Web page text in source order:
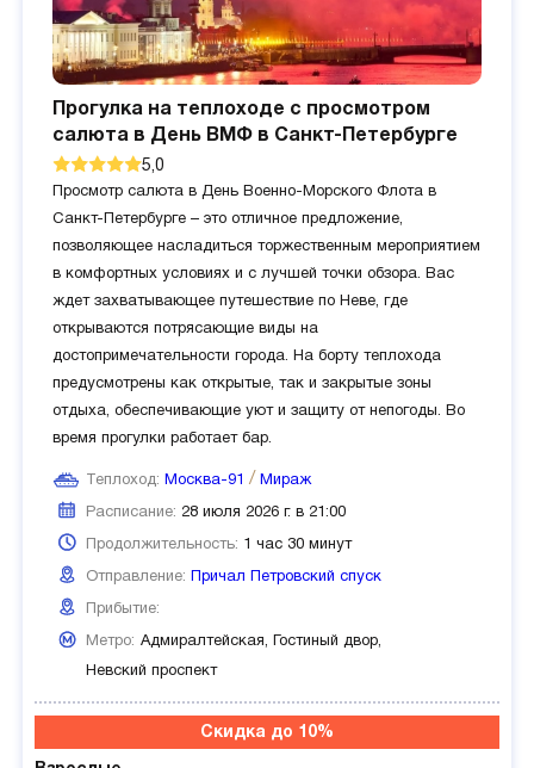
Прогулка на теплоходе с просмотром
салюта в День ВМФ в Санкт-Петербурге
5,0
Просмотр салюта в День Военно-Морского Флота в
Санкт-Петербурге – это отличное предложение,
позволяющее насладиться торжественным мероприятием
в комфортных условиях и с лучшей точки обзора. Вас
ждет захватывающее путешествие по Неве, где
открываются потрясающие виды на
достопримечательности города. На борту теплохода
предусмотрены как открытые, так и закрытые зоны
отдыха, обеспечивающие уют и защиту от непогоды. Во
время прогулки работает бар.
Теплоход: Москва-91 Мираж
Расписание: 28 июля 2026 г. в 21:00
Продолжительность: 1 час 30 минут
Отправление: Причал Петровский спуск
Прибытие:
Метро: Адмиралтейская, Гостиный двор,
Невский проспект
Скидка до 10%